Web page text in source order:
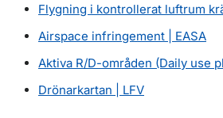
Flygning i kontrollerat luftrum
Airspace infringement | EASA
Aktiva R/D-områden (Daily use
Drönarkartan | LFV